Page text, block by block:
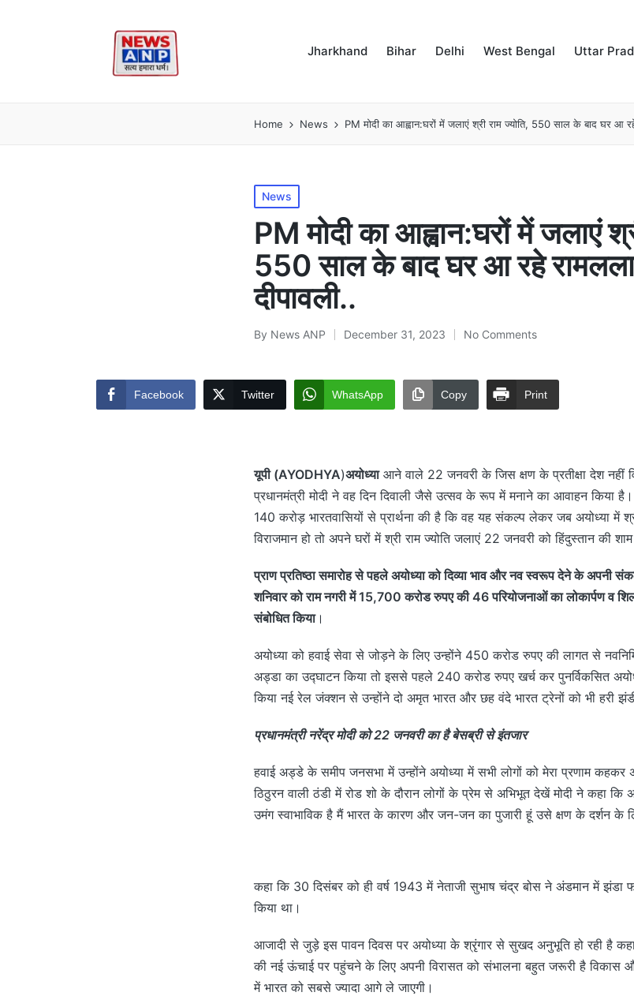
Jharkhand Bihar Delhi West Bengal Uttar
Home News PM मोदी का आह्वान:घरों में जलाएं श्री राम ज्योति, 550 साल के बाद घर आ
Posted
in
News
PM मोदी का आह्वान:घरों में जलाएं
550 साल के बाद घर आ रहे
दीपावली..
Posted
By News ANP December 31, 2023 No Comments
Facebook Twitter WhatsApp Copy Print
यूपी (AYODHYA)अयोध्याआने वाले 22 जनवरी के जिस क्षण के प्रतीक्षा देश नहीं
प्रधानमंत्री मोदी ने वह दिन दिवाली जैसे उत्सव के रूप में मनाने का आवाहन किया
140 करोड़ भारतवासियों से प्रार्थना की है कि वह यह संकल्प लेकर जब अयोध्या में
विराजमान हो तो अपने घरों में श्री राम ज्योति जलाएं 22 जनवरी को हिंदुस्तान की
प्राण प्रतिष्ठा समारोह से पहले अयोध्या को दिव्या भाव और नव स्वरूप देने के अपनी
शनिवार को राम नगरी में 15,700 करोड रुपए की 46 परियोजनाओं का लोकार्पण व
संबोधित किया।
अयोध्या को हवाई सेवा से जोड़ने के लिए उन्होंने 450 करोड रुपए की लागत से नवनिर्मित
अड्डा का उद्घाटन किया तो इससे पहले 240 करोड रुपए खर्च कर पुनर्विकसित
किया नई रेल जंक्शन से उन्होंने दो अमृत भारत और छह वंदे भारत ट्रेनों को भी हरी
प्रधानमंत्री नरेंद्र मोदी को 22 जनवरी का है बेसब्री से इंतजार
हवाई अड्डे के समीप जनसभा में उन्होंने अयोध्या में सभी लोगों को मेरा प्रणाम
ठिठुरन वाली ठंडी में रोड शो के दौरान लोगों के प्रेम से अभिभूत देखें मोदी ने कहा कि
उमंग स्वाभाविक है मैं भारत के कारण और जन-जन का पुजारी हूं उसे क्षण के दर्शन के
कहा कि 30 दिसंबर को ही वर्ष 1943 में नेताजी सुभाष चंद्र बोस ने अंडमान में झंडा
किया था।
आजादी से जुड़े इस पावन दिवस पर अयोध्या के श्रृंगार से सुखद अनुभूति हो रही है
की नई ऊंचाई पर पहुंचने के लिए अपनी विरासत को संभालना बहुत जरूरी है विकास
में भारत को सबसे ज्यादा आगे ले जाएगी।